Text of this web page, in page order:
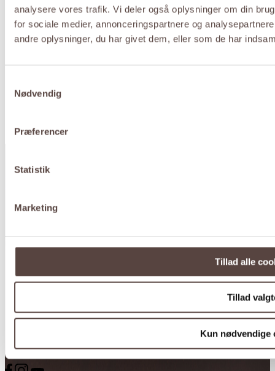
analysere vores trafik. Vi deler også oplysninger om din
for sociale medier, annonceringspartnere og
andre oplysninger, du har givet dem, eller som de har
Nødvendig
Præferencer
Statistik
Marketing
Tillad alle
Tillad
Kun nødvendige
Vores brød
DK-6392 Bolderslev
Email: kohberg@kohberg.com